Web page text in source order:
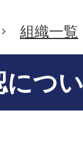
組織一覧
につ